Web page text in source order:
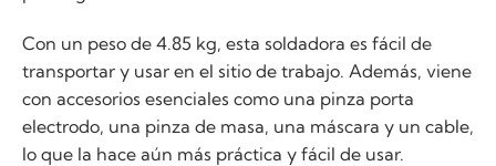
Con un peso de 4.85 kg, esta soldadora es fácil de
transportar y usar en el sitio de trabajo. Además, viene
con accesorios esenciales como una pinza porta
electrodo, una pinza de masa, una máscara y un cable,
lo que la hace aún más práctica y fácil de usar.